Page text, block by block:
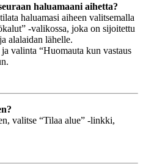
haluamaani aihetta?
haluamasi aiheen valitsemalla
-valikossa, joka on sijoitettu
alalaidan lähelle.
valinta “Huomauta kun vastaus
valitse “Tilaa alue” -linkki,